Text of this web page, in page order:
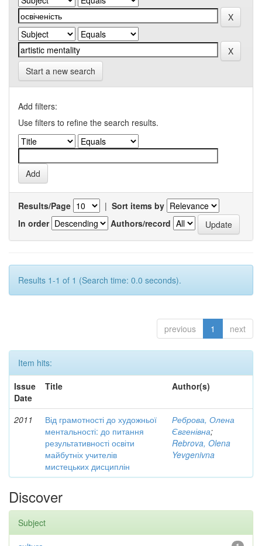
Start a new search
Add filters:
Use filters to refine the search results.
Results/Page | Sort items by
In order
Authors/record
Results 1-1 of 1 (Search time: 0.0 seconds).
previous 1 next
Item hits:
Issue
Date
Title Author(s)
2011
Від грамотності до художньої
ментальності: до питання
результативності освіти
майбутніх учителів
мистецьких дисциплін
Реброва, Олена
Євгенівна;
Rebrova, Olena
Yevgenivna
Discover
Subject